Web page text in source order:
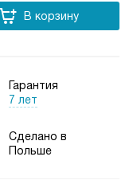
В корзину
Гарантия
7 лет
Сделано в
Польше